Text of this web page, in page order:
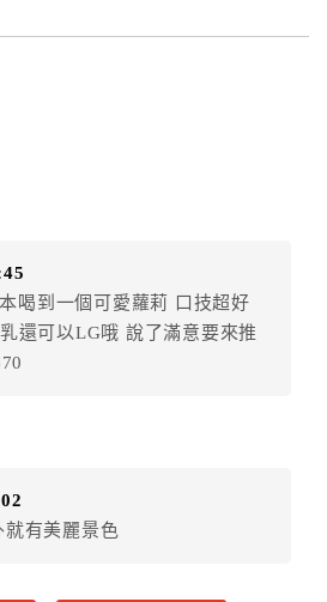
合意，依網路售價計費（含稅
提供住宿外，尚包括（依預訂專
間）
約之付款方式依乙方提供方
價總金額之收取）
，甲方入住前，乙方預收取總
金之退還）
：
定住宿日前第十四日以前到達
喝到一個可愛蘿莉 口技超好
還可以LG哦 說了滿意要來推
有美麗景色